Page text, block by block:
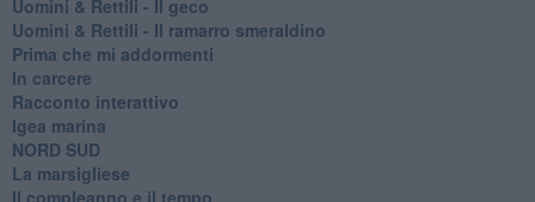
Uomini & Rettili - Il geco
Uomini & Rettili - Il ramarro smeraldino
Prima che mi addormenti
In carcere
Racconto interattivo
Igea marina
​NORD SUD
La marsigliese
Il compleanno e il tempo